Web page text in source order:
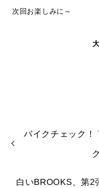
次回お楽しみに～
バイクチェック！
白いBROOKS、第2